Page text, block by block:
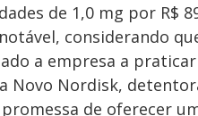
de 1,0 mg por R$
considerando
a empresa a
Novo Nordisk,
de oferecer